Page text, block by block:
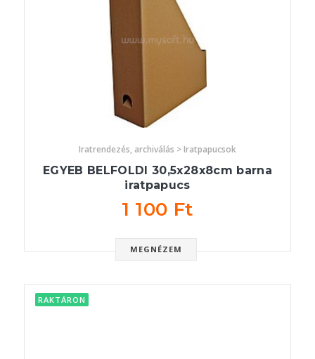
Iratrendezés, archiválás > Iratpapucsok
EGYEB BELFOLDI 30,5x28x8cm barna
iratpapucs
1 100 Ft
MEGNÉZEM
RAKTÁRON